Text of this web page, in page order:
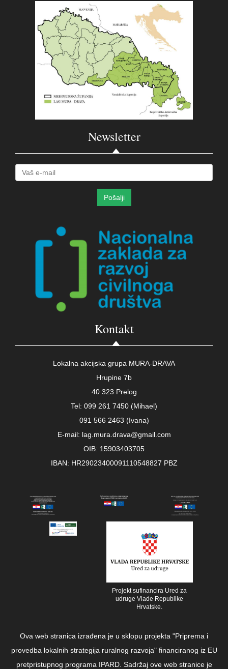
Newsletter
Kontakt
Lokalna akcijska grupa MURA-DRAVA
Hrupine 7b
40 323 Prelog
Tel: 099 261 7450 (Mihael)
091 566 2463 (Ivana)
E-mail: lag.mura.drava@gmail.com
OIB: 15903403705
IBAN: HR29023400091110548827 PBZ
Projekt sufinancira Ured za
udruge Vlade Republike
Hrvatske.
Ova web stranica izrađena je u sklopu projekta "Priprema i
provedba lokalnih strategija ruralnog razvoja" financiranog iz EU
pretpristupnog programa IPARD. Sadržaj ove web stranice je